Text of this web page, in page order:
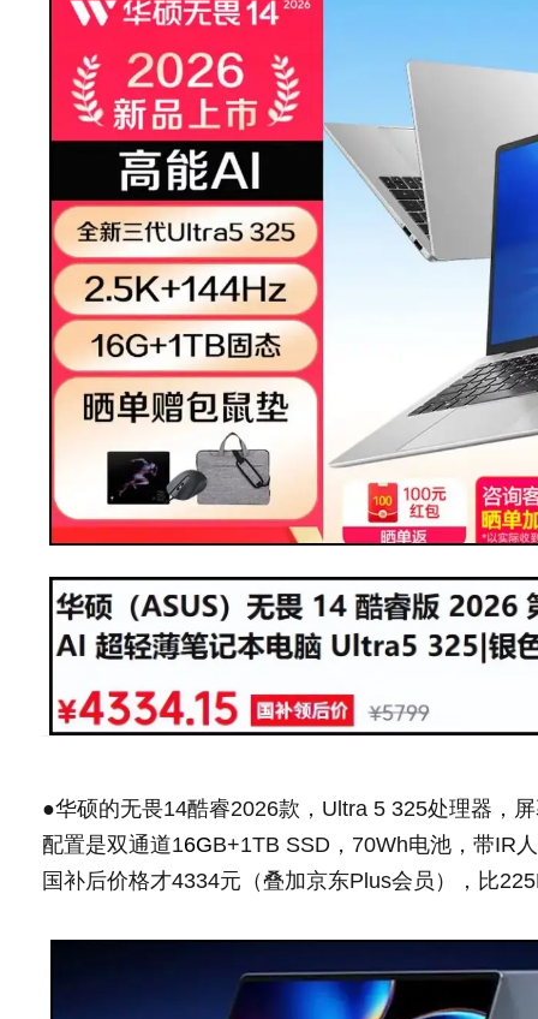
●华硕的无畏14酷睿2026款，Ultra 5 325处理器，
配置是双通道16GB+1TB SSD，70Wh电池，带IR
国补后价格才4334元（叠加京东Plus会员），比